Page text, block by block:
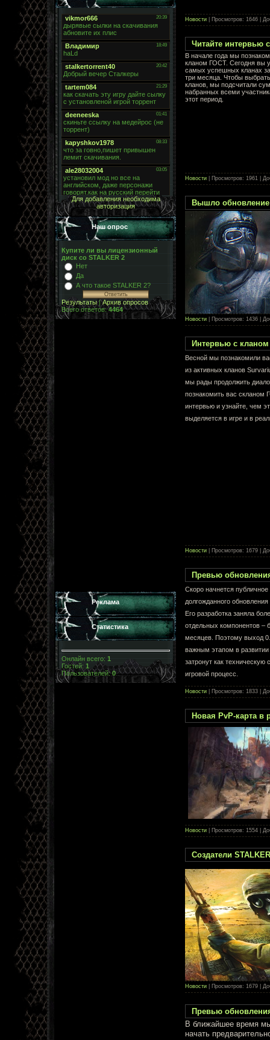
Для добавления необходима
авторизация
Наш опрос
Купите ли вы лицензионный
диск со STALKER 2
Нет
Да
А что такое STALKER 2?
Результаты|Архив опросов
Всего ответов:4464
Реклама
Статистика
Онлайн всего: 1
Гостей: 1
Пользователей:0
Новости | Просмотров: 1646 |
Читайте интервью
В начале года мы
кланом ГОСТ. Сегодня вы
самых успешных кланах
три месяца. Чтобы
кланов, мы подсчитали
набранных всеми
этот период.
Новости | Просмотров: 1961 |
Вышло обновление
Новости | Просмотров: 1436 |
Интервью с
Весной мы познакомили
из активных кланов
мы рады продолжить
познакомить вас скланом
интервью и узнайте, чем
выделяется в игре и в
Новости | Просмотров: 1679 |
Превью
Скоро начнется публичное
долгожданного
Его разработка заняла
отдельных компонентов –
месяцев. Поэтому выход
важным этапом в
затронут как техническую
игровой процесс.
Новости | Просмотров: 1833 |
Новая PvP-карта в
Новости | Просмотров: 1554 |
Создатели
Новости | Просмотров: 1679 |
Превью
В ближайшее время
начать